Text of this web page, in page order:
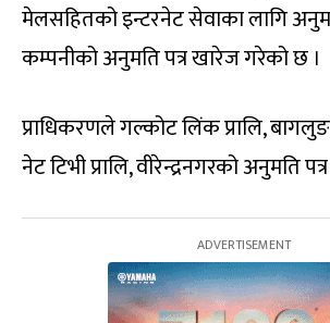
मेलसहितको इन्टरनेट सेवाका लागि
कम्पनीको अनुमति पत्र खारेज गरेको छ ।
प्राधिकरणले गल्कोट लिंक प्रालि,
नेट टिभी प्रालि, वीरेन्द्रनगरको अनुमति